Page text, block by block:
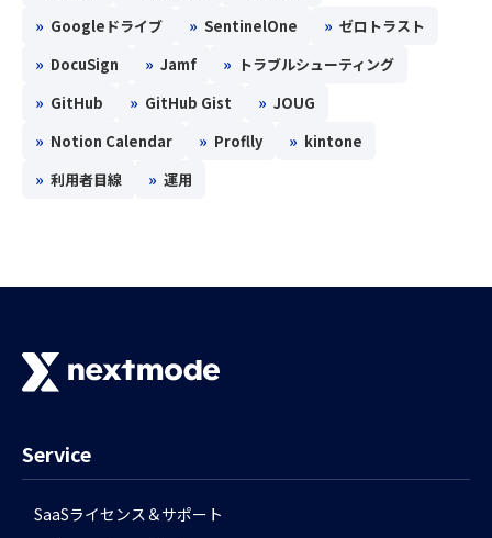
» Googleドライブ » SentinelOne » ゼロトラスト
» DocuSign » Jamf » トラブルシューティング
» GitHub » GitHub Gist » JOUG
» Notion Calendar » Proflly » kintone
» 利用者目線 » 運用
Service
SaaSライセンス＆サポート